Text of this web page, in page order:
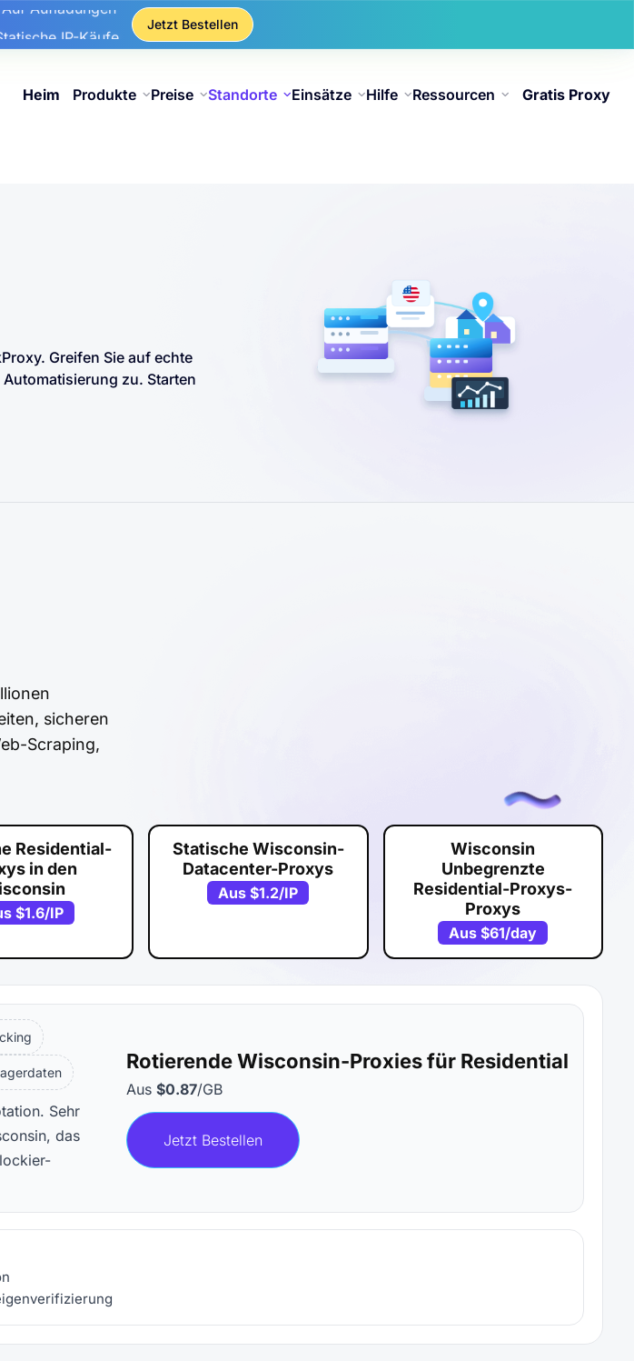
IP Einkäufe
Jetzt Bestellen
Heim Produkte Preise Standorte Einsätze Hilfe Ressourcen Gratis Proxy
Greifen Sie auf echte
zu. Starten
sicheren
Scraping,
Residential-
in den
$1.6/IP
Statische Wisconsin-
Datacenter-Proxys
Aus$1.2/IP
Wisconsin
Unbegrenzte
Residential-Proxys-
Proxys
Aus$61/day
Sehr
das
Rotierende Wisconsin-Proxies für Residential
Aus $0.87/GB
Jetzt Bestellen